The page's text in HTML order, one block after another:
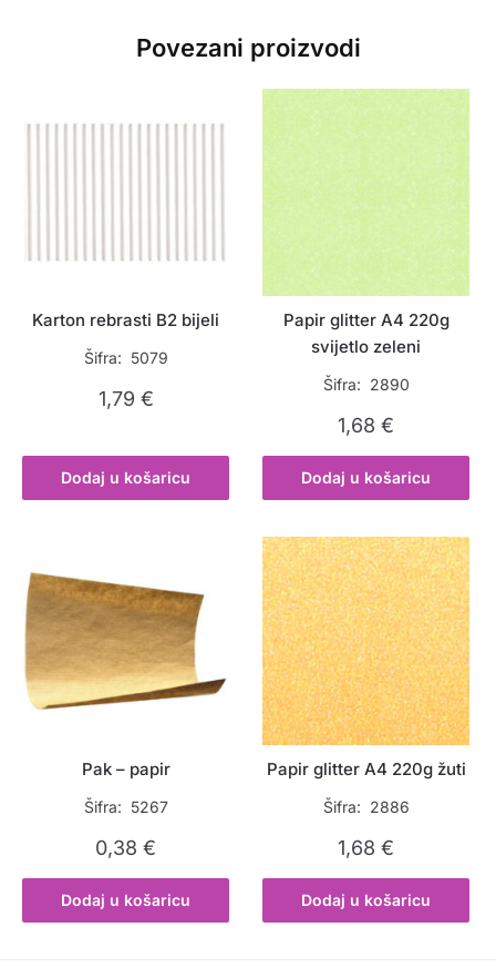
Povezani proizvodi
Karton rebrasti B2 bijeli
Šifra: 5079
1,79 €
Dodaj u košaricu
Papir glitter A4 220g
svijetlo zeleni
Šifra: 2890
1,68€
Dodaj u košaricu
Pak – papir
Šifra: 5267
0,38€
Dodaj u košaricu
Papir glitter A4 220g žuti
Šifra: 2886
1,68€
Dodaj u košaricu